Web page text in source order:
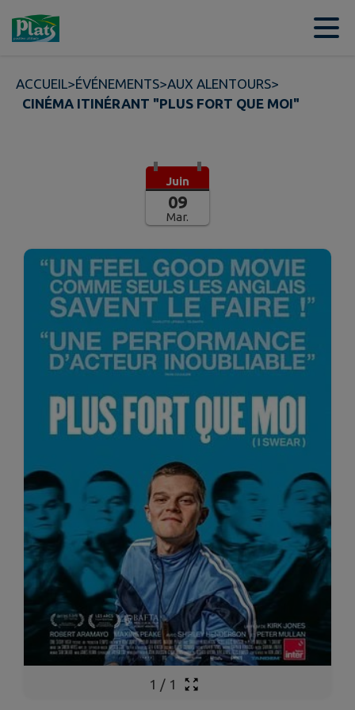
Contenu
ACCUEIL>ÉVÉNEMENTS>AUX ALENTOURS>
CINÉMA ITINÉRANT "PLUS FORT QUE MOI"
Juin
09
Mar.
1 / 1